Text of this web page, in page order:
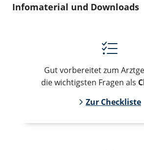
Infomaterial und Downloads
Gut vorbereitet zum
die wichtigsten Fragen als
Zur Checkliste